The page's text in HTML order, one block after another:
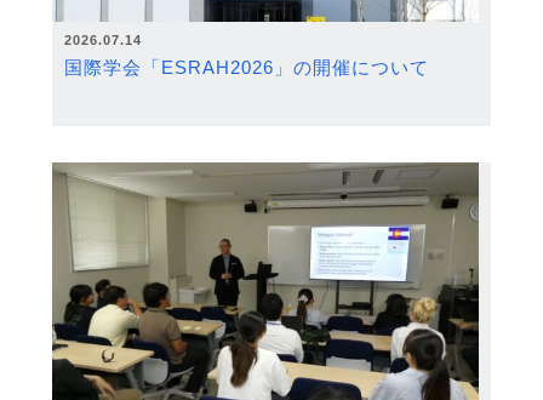
2026.07.14
国際学会「ESRAH2026」の開催について